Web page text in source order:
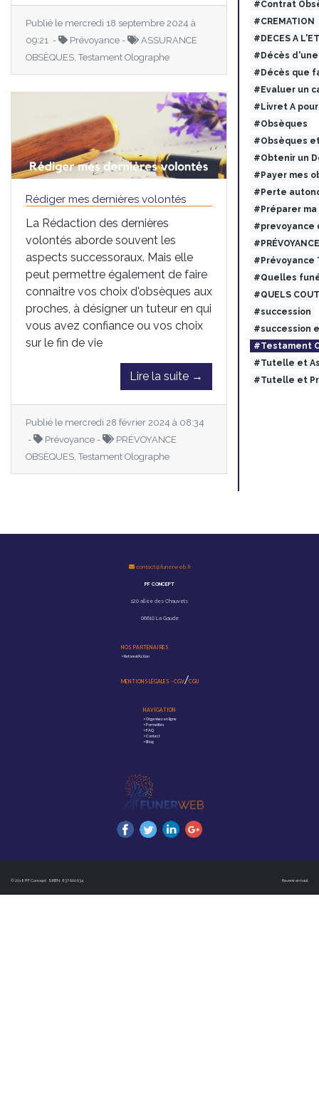
Publié le mercredi 18 septembre 2024 à
09:21 -
Prévoyance -
ASSURANCE
OBSÈQUES, Testament Olographe
Rédiger mes dernières volontés
La Rédaction des dernières
volontés aborde souvent les
aspects successoraux. Mais elle
peut permettre également de faire
connaitre vos choix d'obsèques aux
proches, à désigner un tuteur en qui
vous avez confiance ou vos choix
sur le fin de vie
Lire la suite →
Publié le mercredi 28 février 2024 à 08:34
-
Prévoyance -
PRÉVOYANCE
OBSÈQUES, Testament Olographe
#Contrat
#CREMATION
#DECES A
#Décès
#Décès que
#Evaluer un
#Livret A
#Obsèques
#Obsèques
#Obtenir un
#Payer mes
#Perte
#Préparer ma
#prevoyance
#Prévoyance
#Quelles
#QUELS
#succession
#succession
#Testament
#Tutelle et
#Tutelle et
contact@funerweb.fr
PF CONCEPT
120 allée des Chauvets
06610 La Gaude
NOS PARTENAIRES
>Reforest'Action
MENTIONS LÉGALES - CGV/CGU
NAVIGATION
>Organisez en ligne
>Formalités
>FAQ
>Contact
>Blog
Revenir en haut
© 2018 PF Concept · SIREN : 837 600 634